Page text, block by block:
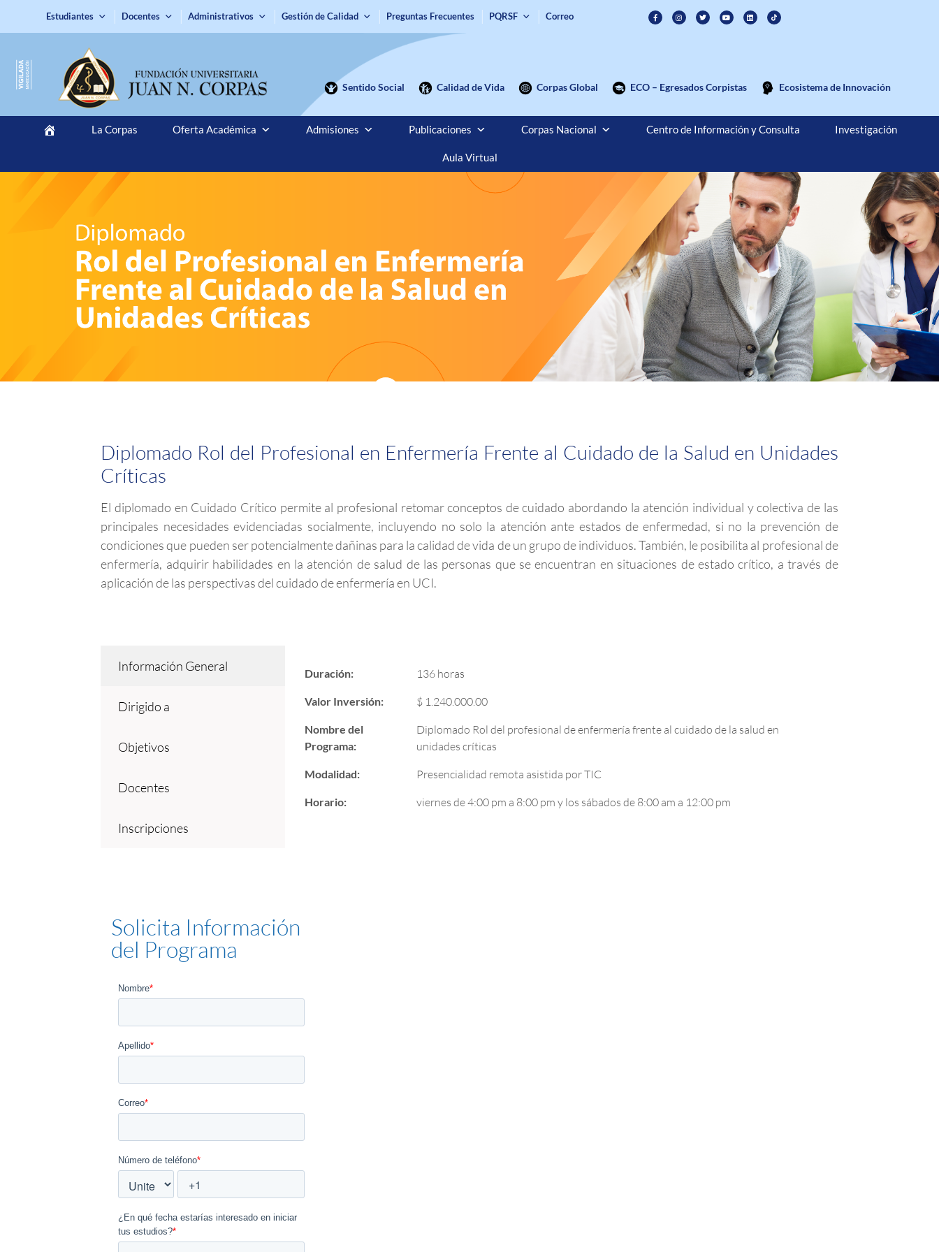
Estudiantes Docentes Administrativos Gestión de Calidad Preguntas Frecuentes PQRSF Correo
Sentido Social Calidad de Vida Corpas Global ECO – Egresados Corpistas Ecosistema de Innovación
La Corpas Oferta Académica Admisiones Publicaciones Corpas Nacional Centro de Información y Consulta Investigación
Aula Virtual
Diplomado Rol del Profesional en Enfermería Frente al Cuidado de la Salud en Unidades
Críticas
El diplomado en Cuidado Crítico permite al profesional retomar conceptos de cuidado abordando la atención individual y colectiva de las
principales necesidades evidenciadas socialmente, incluyendo no solo la atención ante estados de enfermedad, si no la prevención de
condiciones que pueden ser potencialmente dañinas para la calidad de vida de un grupo de individuos.También, le posibilita al profesional de
enfermería, adquirir habilidades en la atención de salud de las personas que se encuentran en situaciones de estado crítico, a través de
aplicación de las perspectivas del cuidado de enfermería en UCI.
Información General
Dirigido a
Objetivos
Docentes
Inscripciones
Duración: 136 horas
Valor Inversión: $ 1.240.000.00
Nombre del
Programa:
Diplomado Rol del profesional de enfermería frente al cuidado de la salud en
unidades críticas
Modalidad: Presencialidad remota asistida por TIC
Horario: viernes de 4:00 pm a 8:00 pm y los sábados de 8:00 am a 12:00 pm
Solicita Información
del Programa